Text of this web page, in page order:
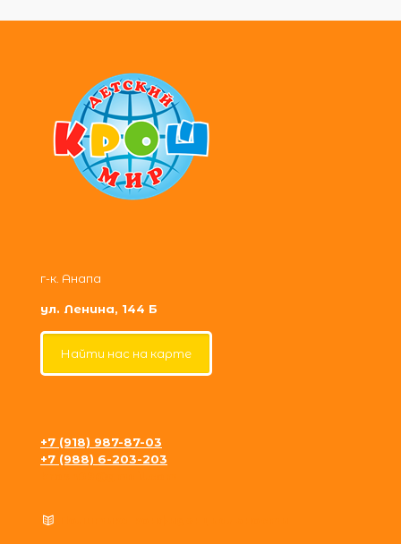
г-к. Анапа
ул. Ленина, 144 Б
Найти нас на карте
+7 (918) 987-87-03
+7 (988) 6-203-203